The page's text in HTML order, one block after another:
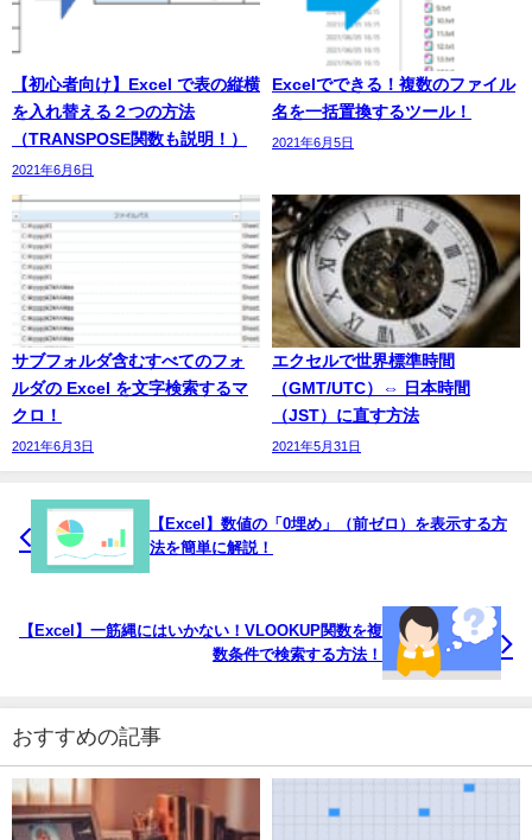
【初心者向け】Excel で表の縦横
を入れ替える２つの方法
（TRANSPOSE関数も説明！）
2021年6月6日
Excelでできる！複数のファイル
名を一括置換するツール！
2021年6月5日
サブフォルダ含むすべてのフォ
ルダの Excel を文字検索するマ
クロ！
2021年6月3日
エクセルで世界標準時間
（GMT/UTC）⇔ 日本時間
（JST）に直す方法
2021年5月31日
【Excel】数値の「0埋め」（前ゼロ）を表示する方
法を簡単に解説！
【Excel】一筋縄にはいかない！VLOOKUP関数を複
数条件で検索する方法！
おすすめの記事